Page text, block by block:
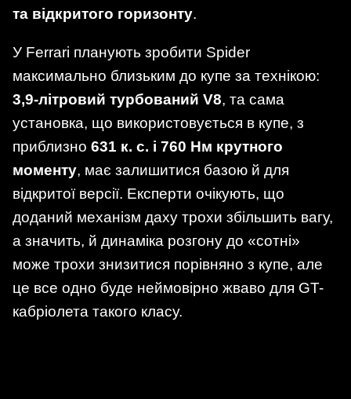
та відкритого горизонту.
У Ferrari планують зробити Spider
максимально близьким до купе за технікою:
3,9-літровий турбований V8, та сама
установка, що використовується в купе, з
приблизно 631 к. с. і 760 Нм крутного
моменту, має залишитися базою й для
відкритої версії. Експерти очікують, що
доданий механізм даху трохи збільшить вагу,
а значить, й динаміка розгону до «сотні»
може трохи знизитися порівняно з купе, але
це все одно буде неймовірно жваво для GT-
кабріолета такого класу.